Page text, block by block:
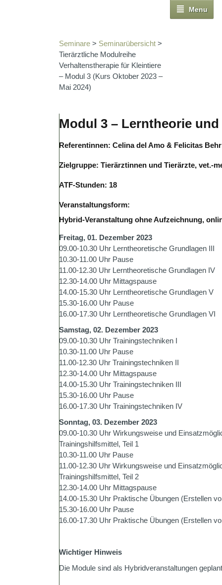
Menu
Seminare > Seminarübersicht >
Tierärztliche Modulreihe
Verhaltenstherapie für Kleintiere
– Modul 3 (Kurs Oktober 2023 –
Mai 2024)
Modul 3 – Lerntheorie
Referentinnen: Celina del Amo & Felicitas Behr
Zielgruppe: Tierärztinnen und Tierärzte, vet.-
ATF-Stunden: 18
Veranstaltungsform:
Hybrid-Veranstaltung ohne Aufzeichnung,
Freitag, 01. Dezember 2023
09.00-10.30 Uhr Lerntheoretische Grundlagen III
10.30-11.00 Uhr Pause
11.00-12.30 Uhr Lerntheoretische Grundlagen IV
12.30-14.00 Uhr Mittagspause
14.00-15.30 Uhr Lerntheoretische Grundlagen V
15.30-16.00 Uhr Pause
16.00-17.30 Uhr Lerntheoretische Grundlagen VI
Samstag, 02. Dezember 2023
09.00-10.30 Uhr Trainingstechniken I
10.30-11.00 Uhr Pause
11.00-12.30 Uhr Trainingstechniken II
12.30-14.00 Uhr Mittagspause
14.00-15.30 Uhr Trainingstechniken III
15.30-16.00 Uhr Pause
16.00-17.30 Uhr Trainingstechniken IV
Sonntag, 03. Dezember 2023
09.00-10.30 Uhr Wirkungsweise und
Trainingshilfsmittel, Teil 1
10.30-11.00 Uhr Pause
11.00-12.30 Uhr Wirkungsweise und
Trainingshilfsmittel, Teil 2
12.30-14.00 Uhr Mittagspause
14.00-15.30 Uhr Praktische Übungen (Erstellen
15.30-16.00 Uhr Pause
16.00-17.30 Uhr Praktische Übungen (Erstellen
Wichtiger Hinweis
Die Module sind als Hybridveranstaltungen